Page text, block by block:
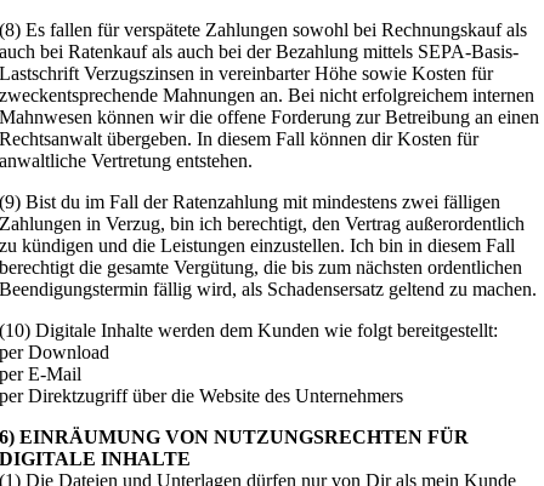
(8) Es fallen für verspätete Zahlungen sowohl bei Rechnungskauf als
auch bei Ratenkauf als auch bei der Bezahlung mittels SEPA-Basis-
Lastschrift Verzugszinsen in vereinbarter Höhe sowie Kosten für
zweckentsprechende Mahnungen an. Bei nicht erfolgreichem internen
Mahnwesen können wir die offene Forderung zur Betreibung an einen
Rechtsanwalt übergeben. In diesem Fall können dir Kosten für
anwaltliche Vertretung entstehen.
(9) Bist du im Fall der Ratenzahlung mit mindestens zwei fälligen
Zahlungen in Verzug, bin ich berechtigt, den Vertrag außerordentlich
zu kündigen und die Leistungen einzustellen. Ich bin in diesem Fall
berechtigt die gesamte Vergütung, die bis zum nächsten ordentlichen
Beendigungstermin fällig wird, als Schadensersatz geltend zu machen.
(10) Digitale Inhalte werden dem Kunden wie folgt bereitgestellt:
per Download
per E-Mail
per Direktzugriff über die Website des Unternehmers
6) EINRÄUMUNG VON NUTZUNGSRECHTEN FÜR
DIGITALE INHALTE
(1) Die Dateien und Unterlagen dürfen nur von Dir als mein Kunde